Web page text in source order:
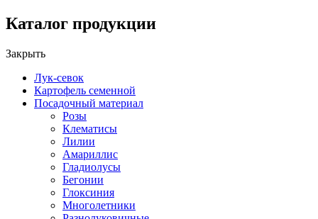
Каталог продукции
Закрыть
Лук-севок
Картофель семенной
Посадочный материал
Розы
Клематисы
Лилии
Амариллис
Гладиолусы
Бегонии
Глоксиния
Многолетники